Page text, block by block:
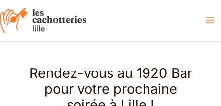
Aller
au
contenu
Rendez-vous au 1920 Bar
pour votre prochaine